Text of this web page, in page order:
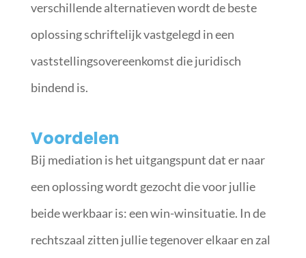
verschillende alternatieven wordt de beste
oplossing schriftelijk vastgelegd in een
vaststellingsovereenkomst die juridisch
bindend is.
Voordelen
Bij mediation is het uitgangspunt dat er naar
een oplossing wordt gezocht die voor jullie
beide werkbaar is: een win-winsituatie. In de
rechtszaal zitten jullie tegenover elkaar en zal